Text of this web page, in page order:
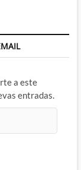
a este
entradas.